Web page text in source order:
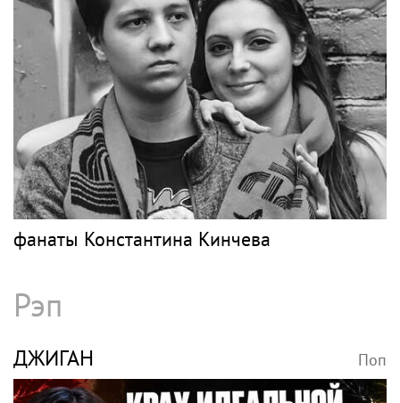
фанаты Константина Кинчева
Рэп
ДЖИГАН Поп